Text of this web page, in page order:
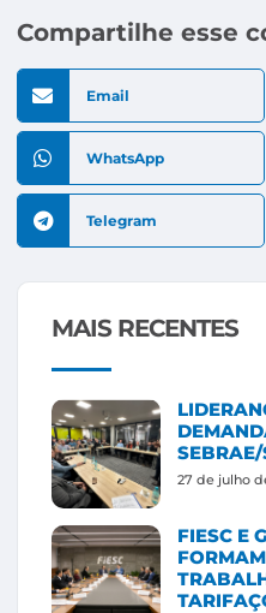
Compartilhe esse
Email
WhatsApp
Telegram
MAIS RECENTES
SEBRAE/
27 de julho
FIESC E